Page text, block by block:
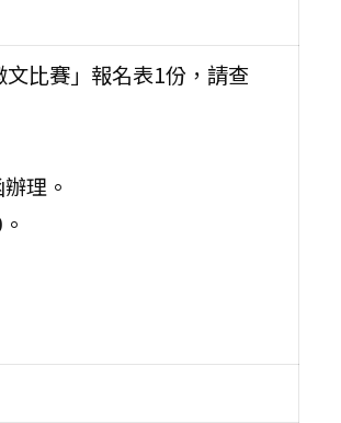
比賽」報名表1份，請查
理。